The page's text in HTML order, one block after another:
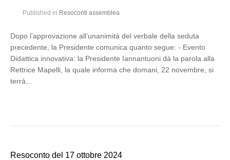
Published in Resoconti assemblea
Dopo l’approvazione all’unanimità del verbale della seduta
precedente, la Presidente comunica quanto segue: - Evento
Didattica innovativa: la Presidente Iannantuoni dà la parola alla
Rettrice Mapelli, la quale informa che domani, 22 novembre, si
terrà…
Resoconto del 17 ottobre 2024